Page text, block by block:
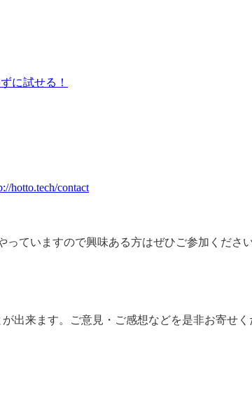
に試せる！
hotto.tech/contact
ていますので興味ある方はぜひご参加ください
出来ます。ご意見・ご感想などを是非お寄せく